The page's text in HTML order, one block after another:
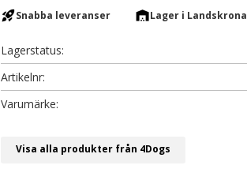
rocket_launchSnabba leveranser warehouseLager i Landskrona
Lagerstatus
Artikelnr
Visa alla produkter från 4Dogs